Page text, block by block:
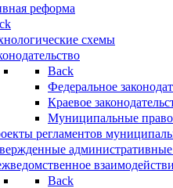
реформа
схемы
Back
Федеральное
Краевое
Муниципальные
регламентов
Back